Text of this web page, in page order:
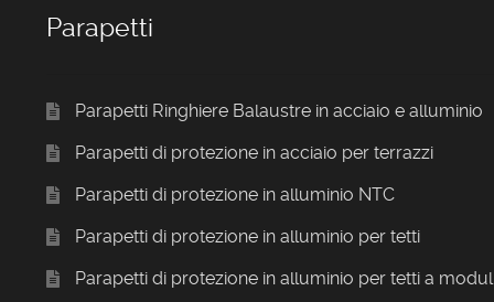
Parapetti
Parapetti Ringhiere Balaustre in acciaio e alluminio
Parapetti di protezione in acciaio per terrazzi
Parapetti di protezione in alluminio NTC
Parapetti di protezione in alluminio per tetti
Parapetti di protezione in alluminio per tetti a